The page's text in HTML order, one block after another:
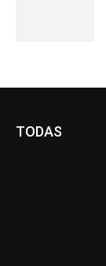
TODAS